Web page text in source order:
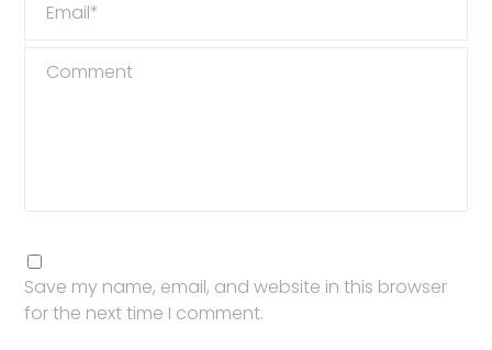
Email*
Comment
Save my name, email, and website in this browser
for the next time I comment.